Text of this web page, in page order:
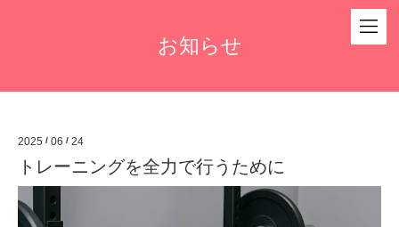
お知らせ
2025 / 06 / 24
トレーニングを全力で行うために